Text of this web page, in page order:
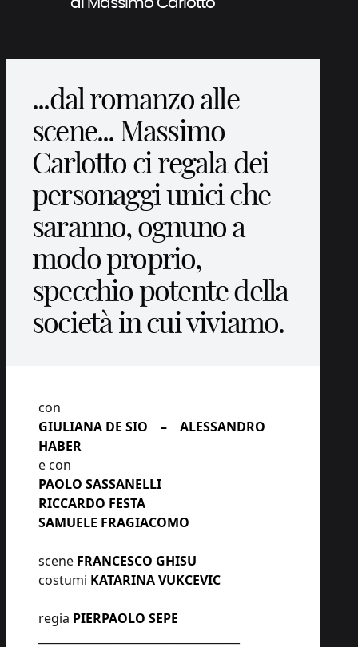
di Massimo Carlotto
...dal romanzo alle
scene... Massimo
Carlotto ci regala dei
personaggi unici che
saranno, ognuno a
modo proprio,
specchio potente della
società in cui viviamo.
con
GIULIANA DE SIO – ALESSANDRO
HABER
e con
PAOLO SASSANELLI
RICCARDO FESTA
SAMUELE FRAGIACOMO
scene FRANCESCO GHISU
costumi KATARINA VUKCEVIC
regia PIERPAOLO SEPE